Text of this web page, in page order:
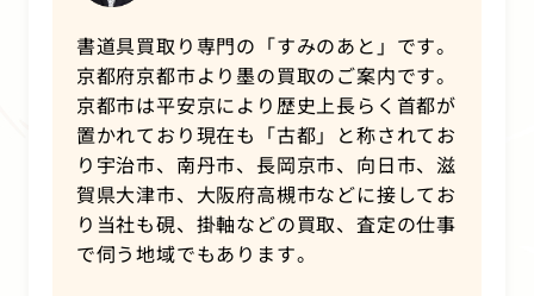
書道具買取り専門の「すみのあと」です。
京都府京都市より墨の買取のご案内です。
京都市は平安京により歴史上長らく首都が
置かれており現在も「古都」と称されてお
り宇治市、南丹市、長岡京市、向日市、滋
賀県大津市、大阪府高槻市などに接してお
り当社も硯、掛軸などの買取、査定の仕事
で伺う地域でもあります。